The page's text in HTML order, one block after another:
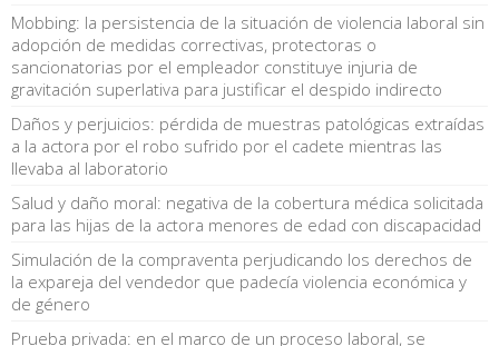
Mobbing: la persistencia de la situación de violencia laboral sin
adopción de medidas correctivas, protectoras o
sancionatorias por el empleador constituye injuria de
gravitación superlativa para justificar el despido indirecto
Daños y perjuicios: pérdida de muestras patológicas extraídas
a la actora por el robo sufrido por el cadete mientras las
llevaba al laboratorio
Salud y daño moral: negativa de la cobertura médica solicitada
para las hijas de la actora menores de edad con discapacidad
Simulación de la compraventa perjudicando los derechos de
la expareja del vendedor que padecía violencia económica y
de género
Prueba privada: en el marco de un proceso laboral, se